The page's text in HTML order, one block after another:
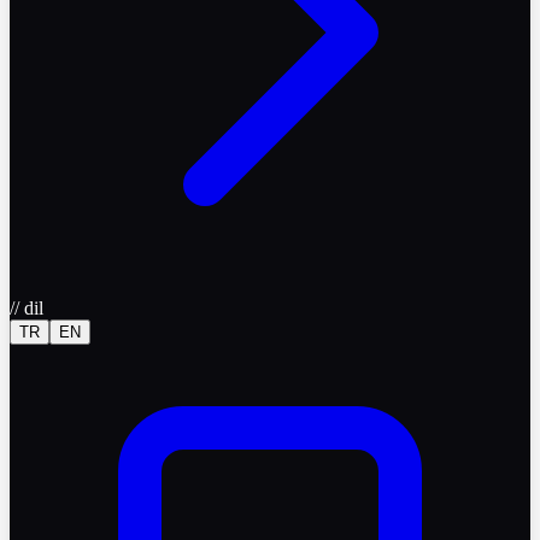
//dil
TR EN